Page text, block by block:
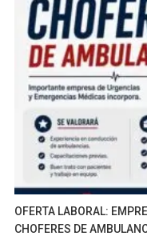
OFERTA LABORAL:
CHOFERES DE